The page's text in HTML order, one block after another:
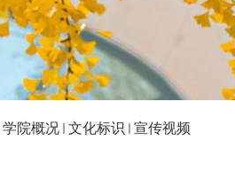
学院概况 文化标识 宣传视频